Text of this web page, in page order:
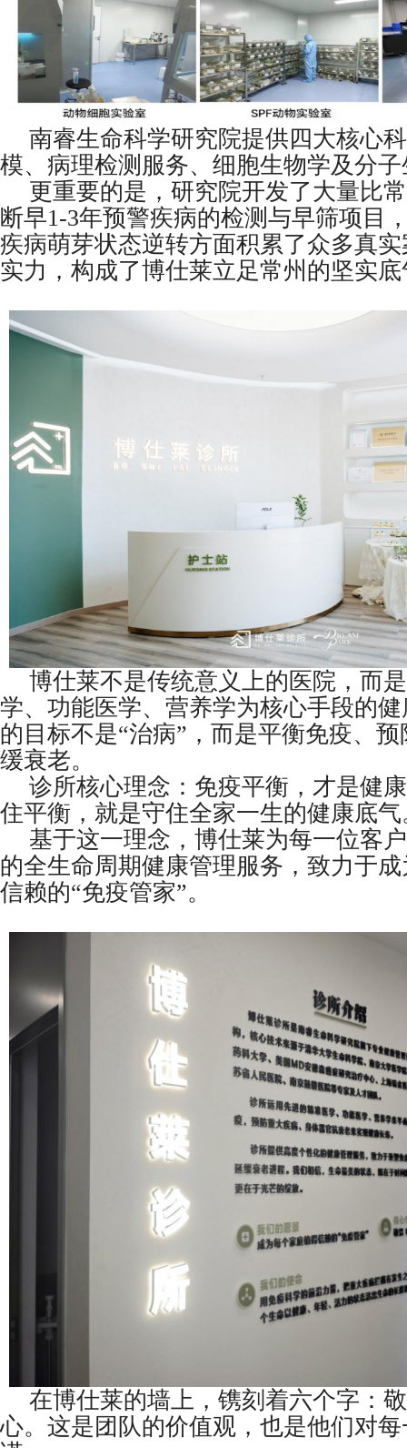
南睿生命科学研究院提供四大核心
模、病理检测服务、细胞生物学及分
更重要的是，研究院开发了大量比
断早1-3年预警疾病的检测与早筛项目
疾病萌芽状态逆转方面积累了众多真
实力，构成了博仕莱立足常州的坚实
博仕莱不是传统意义上的医院，而
学、功能医学、营养学为核心手段的
的目标不是“治病”，而是平衡免疫、
缓衰老。
诊所核心理念：免疫平衡，才是健
住平衡，就是守住全家一生的健康底气
基于这一理念，博仕莱为每一位客
的全生命周期健康管理服务，致力于
信赖的“免疫管家”。
在博仕莱的墙上，镌刻着六个字：
心。这是团队的价值观，也是他们对